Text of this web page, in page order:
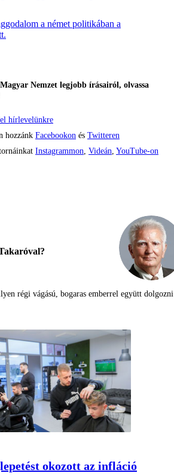
a német politikában a
Nemzet legjobb írásairól, olvassa
hírlevelünkre
hozzánk Facebookon és Twitteren
Instagrammon, Videán, YouTube-on
régi vágású, bogaras emberrel együtt
okozott az infláció